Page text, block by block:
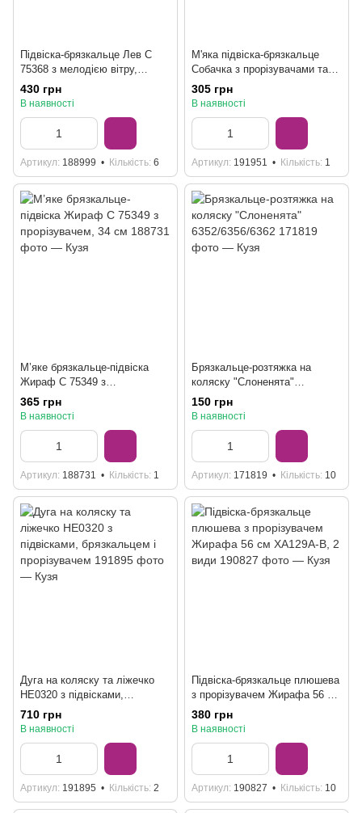
Підвіска-брязкальце Лев C
75368 з мелодією вітру,
прорізувачем та шелесткими
елементами
430 грн
В наявності
Артикул 188999 Кількість 6
М'яка підвіска-брязкальце
Собачка з прорізувачами та
шелесткими елементами C
75358
305 грн
В наявності
Артикул 191951 Кількість 1
М’яке брязкальце-підвіска
Жираф C 75349 з
прорізувачем, 34 см
365 грн
В наявності
Артикул 188731 Кількість 1
Брязкальце-розтяжка на
коляску "Слоненята"
6352/6356/6362
150 грн
В наявності
Артикул 171819 Кількість 10
Дуга на коляску та ліжечко
HE0320 з підвісками,
брязкальцем і прорізувачем
710 грн
В наявності
Артикул 191895 Кількість 2
Підвіска-брязкальце плюшева
з прорізувачем Жирафа 56 см
XA129A-B, 2 види
380 грн
В наявності
Артикул 190827 Кількість 10